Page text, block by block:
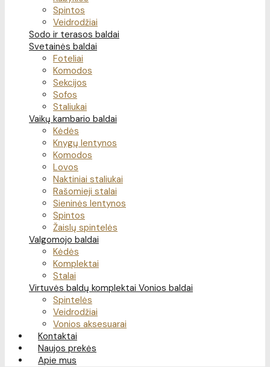
Spintos
Veidrodžiai
Sodo ir terasos baldai
Svetainės baldai
Foteliai
Komodos
Sekcijos
Sofos
Staliukai
Vaikų kambario baldai
Kėdės
Knygų lentynos
Komodos
Lovos
Naktiniai staliukai
Rašomieji stalai
Sieninės lentynos
Spintos
Žaislų spintelės
Valgomojo baldai
Kėdės
Komplektai
Stalai
Virtuvės baldų komplektai Vonios baldai
Spintelės
Veidrodžiai
Vonios aksesuarai
Kontaktai
Naujos prekės
Apie mus